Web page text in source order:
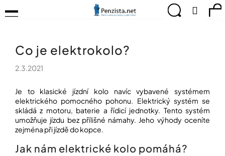
na
TIPY
PRO
CVIČÍME
PRO
RADOST
OBJEVUJTE
Hledat
Menu
Co je elektrokolo?
2.3.2021
Je to klasické jízdní kolo navíc vybavené systémem
elektrického pomocného pohonu. Elektrický systém se
skládá z motoru, baterie a řídicí jednotky. Tento systém
umožňuje jízdu bez přílišné námahy. Jeho výhody oceníte
zejména při jízdě do kopce.
Jak nám elektrické kolo pomáhá?
o
C
o
p
o
e
b